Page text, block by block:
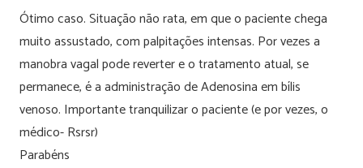
Ótimo caso. Situação não rata, em que o paciente chega
muito assustado, com palpitações intensas. Por vezes a
manobra vagal pode reverter e o tratamento atual, se
permanece, é a administração de Adenosina em bílis
venoso. Importante tranquilizar o paciente (e por vezes, o
médico- Rsrsr)
Parabéns